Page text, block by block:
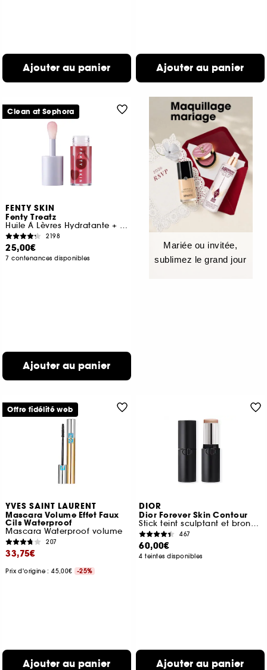
Ajouter au panier Ajouter au panier
FENTY SKIN
Fenty Treatz
Huile À Lèvres Hydratante + Fortifiante
2198
25,00€
7 contenances disponibles
Ajouter au panier
Clean at Sephora
Mariée ou invitée,
sublimez le grand jour
YVES SAINT LAURENT
Mascara Volume Effet Faux
Cils Waterproof
Mascara Waterproof volume
207
33,75€
Prix d'origine : 45,00€ -25%
Ajouter au panier
Offre fidélité web
DIOR
Dior Forever Skin Contour
Stick teint sculptant et bronzant
467
60,00€
4 teintes disponibles
Ajouter au panier